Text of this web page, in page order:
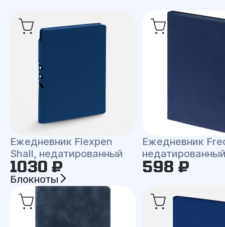
Ежедневник Flexpen
Shall, недатированный
1030 ₽
Ежедневник
598 ₽
Блокноты